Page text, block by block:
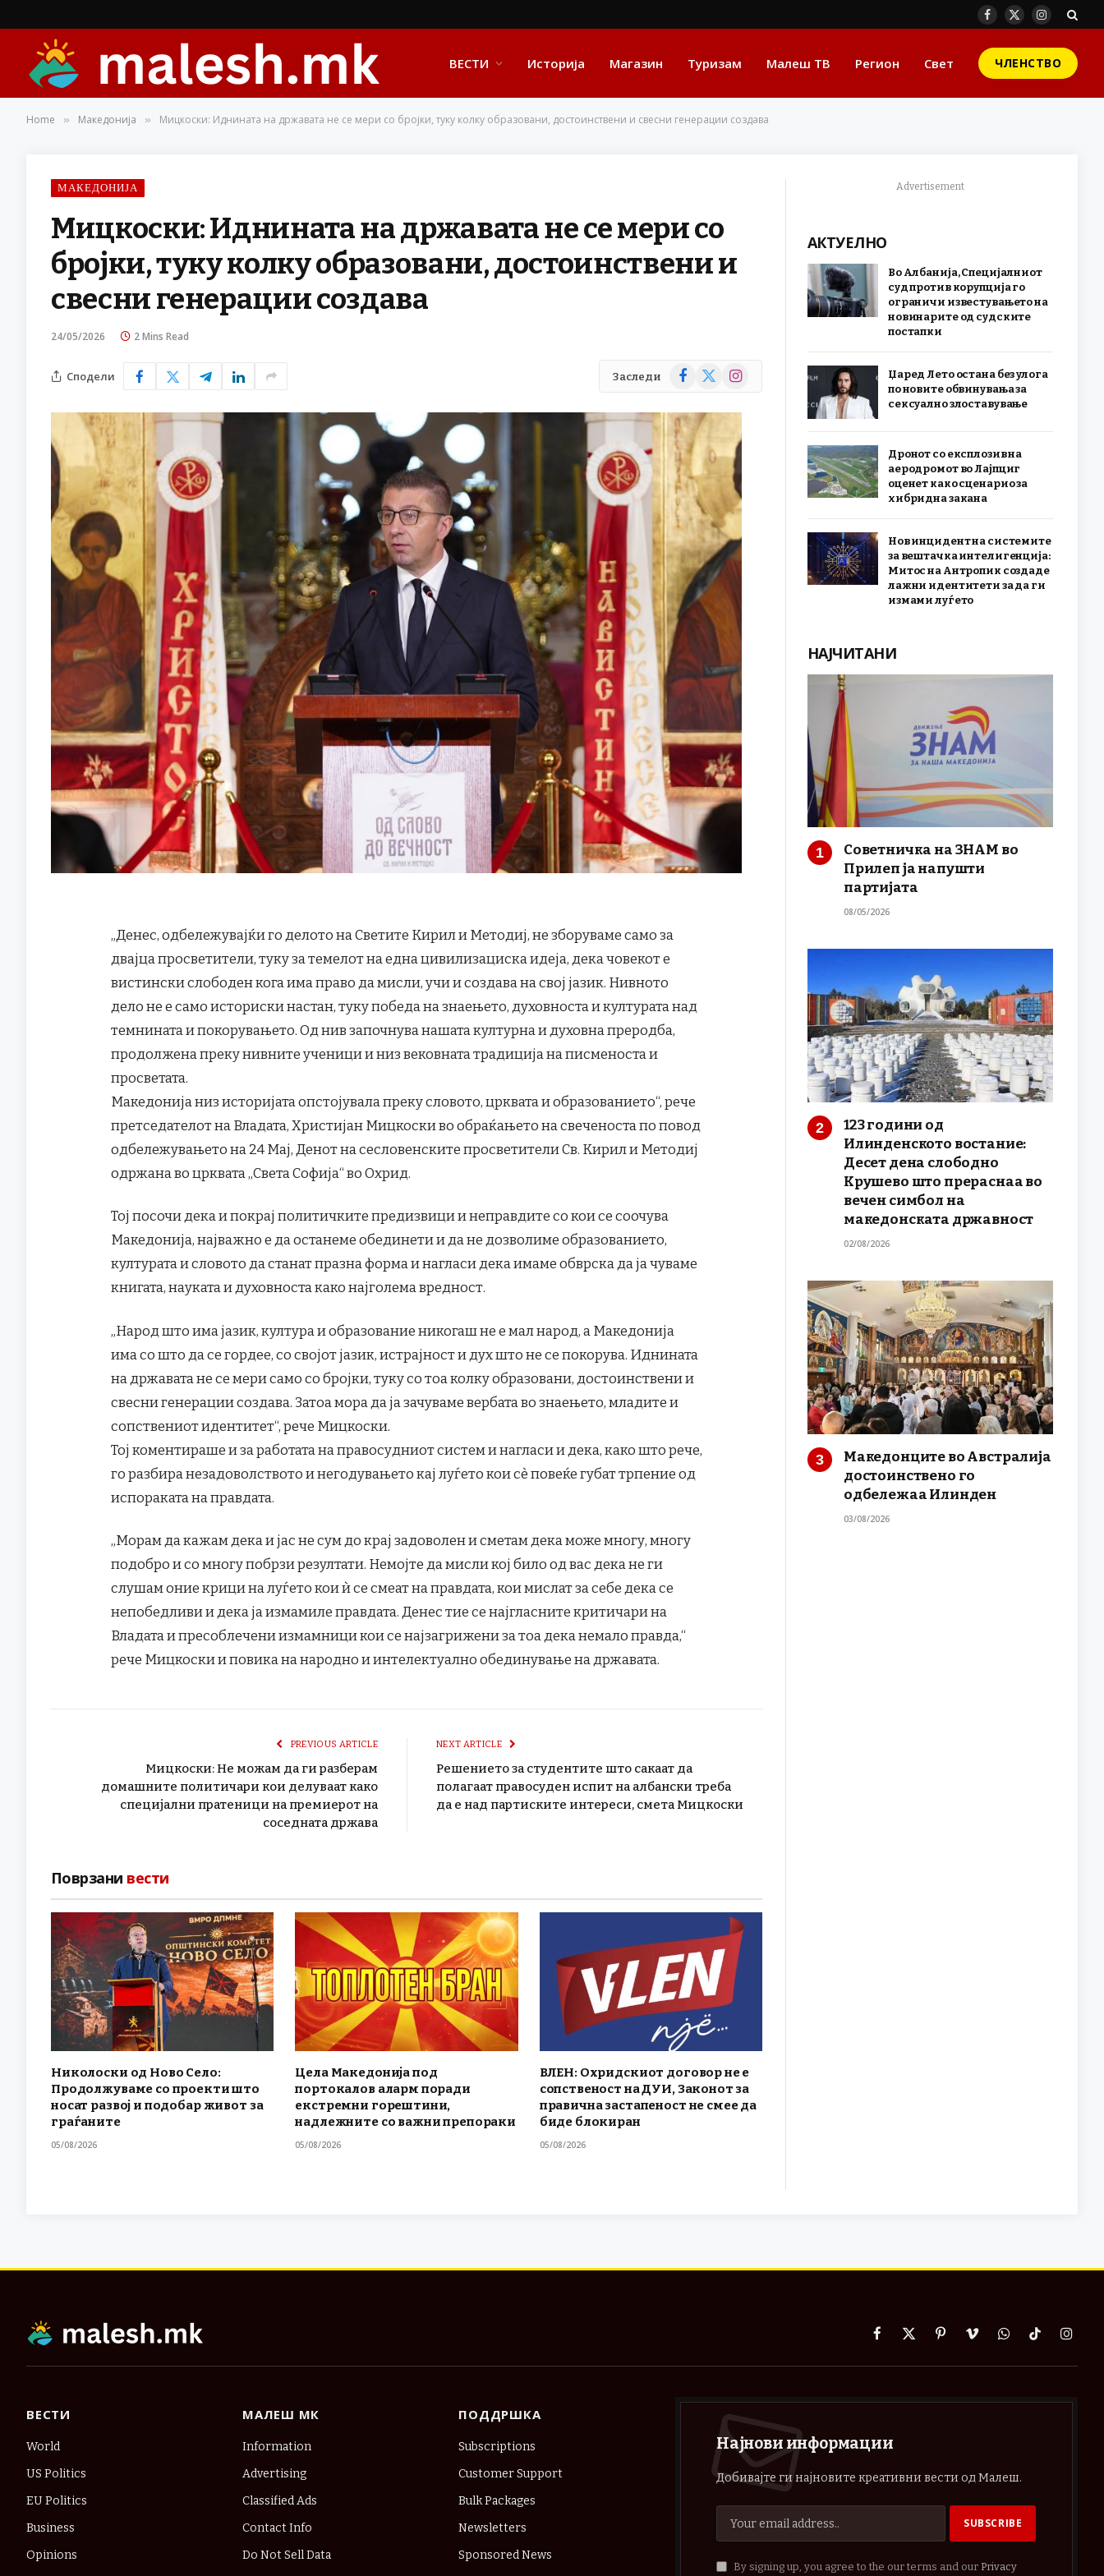
Facebook
X
Instagram
ВЕСТИ Историја Магазин Туризам Малеш ТВ Регион Свет ЧЛЕНСТВО
Home » Македонија » Мицкоски: Иднината на државата не се мери со бројки, туку колку образовани, достоинствени и свесни генерации создава
МАКЕДОНИЈА
Мицкоски: Иднината на државата не се мери со
бројки, туку колку образовани, достоинствени и
свесни генерации создава
24/05/2026 2 Mins Read
Сподели Заследи Facebook
X
Instagram
„Денес, одбележувајќи го делото на Светите Кирил и Методиј, не зборуваме само за
двајца просветители, туку за темелот на една цивилизациска идеја, дека човекот е
вистински слободен кога има право да мисли, учи и создава на свој јазик. Нивното
дело не е само историски настан, туку победа на знаењето, духовноста и културата над
темнината и покорувањето. Од нив започнува нашата културна и духовна преродба,
продолжена преку нивните ученици и низ вековната традиција на писменоста и
просветата.
Македонија низ историјата опстојувала преку словото, црквата и образованието“, рече
претседателот на Владата, Христијан Мицкоски во обраќањето на свеченоста по повод
одбележувањето на 24 Мај, Денот на сесловенските просветители Св. Кирил и Методиј
одржана во црквата „Света Софија“ во Охрид.
Тој посочи дека и покрај политичките предизвици и неправдите со кои се соочува
Македонија, најважно е да останеме обединети и да не дозволиме образованието,
културата и словото да станат празна форма и нагласи дека имаме обврска да ја чуваме
книгата, науката и духовноста како најголема вредност.
„Народ што има јазик, култура и образование никогаш не е мал народ, а Македонија
има со што да се гордее, со својот јазик, истрајност и дух што не се покорува. Иднината
на државата не се мери само со бројки, туку со тоа колку образовани, достоинствени и
свесни генерации создава. Затоа мора да ја зачуваме вербата во знаењето, младите и
сопствениот идентитет“, рече Мицкоски.
Тој коментираше и за работата на правосудниот систем и нагласи и дека, како што рече,
го разбира незадоволството и негодувањето кај луѓето кои сè повеќе губат трпение од
испораката на правдата.
„Морам да кажам дека и јас не сум до крај задоволен и сметам дека може многу, многу
подобро и со многу побрзи резултати. Немојте да мисли кој било од вас дека не ги
слушам оние крици на луѓето кои ѝ се смеат на правдата, кои мислат за себе дека се
непобедливи и дека ја измамиле правдата. Денес тие се најгласните критичари на
Владата и пресоблечени измамници кои се најзагрижени за тоа дека немало правда,“
рече Мицкоски и повика на народно и интелектуално обединување на државата.
PREVIOUS ARTICLE
Мицкоски: Не можам да ги разберам
домашните политичари кои делуваат како
специјални пратеници на премиерот на
соседната држава
NEXT ARTICLE
Решението за студентите што сакаат да
полагаат правосуден испит на албански треба
да е над партиските интереси, смета Мицкоски
Поврзани вести
Николоски од Ново Село:
Продолжуваме со проекти што
носат развој и подобар живот за
граѓаните
05/08/2026
Цела Македонија под
портокалов аларм поради
екстремни горештини,
надлежните со важни препораки
05/08/2026
ВЛЕН: Охридскиот договор не е
сопственост на ДУИ, Законот за
правична застапеност не смее да
биде блокиран
05/08/2026
Advertisement
АКТУЕЛНО
Во Албанија, Специјалниот
суд против корупција го
ограничи известувањето на
новинарите од судските
постапки
Џаред Лето остана без улога
по новите обвинувања за
сексуално злоставување
Дронот со експлозив на
аеродромот во Лајпциг
оценет како сценарио за
хибридна закана
Нов инцидент на системите
за вештачка интелигенција:
Митос на Антропик создаде
лажни идентитети за да ги
измами луѓето
НАЈЧИТАНИ
Советничка на ЗНАМ во
Прилеп ја напушти
партијата
08/05/2026
123 години од
Илинденското востание:
Десет дена слободно
Крушево што прераснаа во
вечен симбол на
македонската државност
02/08/2026
Македонците во Австралија
достоинствено го
одбележаа Илинден
03/08/2026
Facebook
X
PinterestVimeoWhatsApp
TikTok
ВЕСТИ
World
US Politics
EU Politics
Business
Opinions
МАЛЕШ МК
Information
Advertising
Classified Ads
Contact Info
Do Not Sell Data
ПОДДРШКА
Subscriptions
Customer Support
Bulk Packages
Newsletters
Sponsored News
Најнови информации
Добивајте ги најновите креативни вести од Малеш.
By signing up, you agree to the our terms and our Privacy